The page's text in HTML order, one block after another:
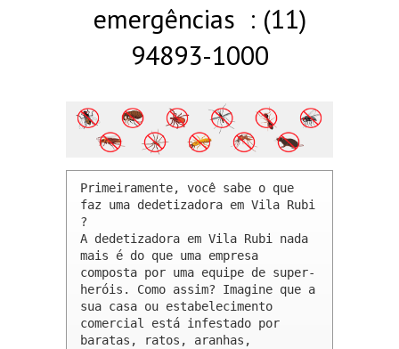
emergências : (11)
94893-1000
Primeiramente, você sabe o que
faz uma dedetizadora em Vila Rubi
?
A dedetizadora em Vila Rubi nada
mais é do que uma empresa
composta por uma equipe de super-
heróis. Como assim? Imagine que a
sua casa ou estabelecimento
comercial está infestado por
baratas, ratos, aranhas,